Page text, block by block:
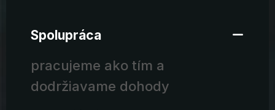
Spolupráca
pracujeme ako tím a
dodržiavame dohody